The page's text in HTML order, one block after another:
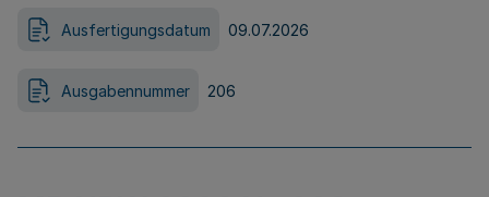
Ausfertigungsdatum 09.07.2026
Ausgabennummer 206